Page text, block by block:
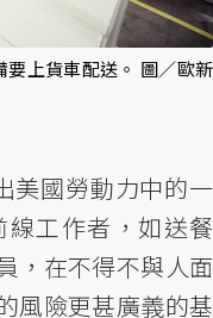
上貨車配送。 圖／歐新
美國勞動力中的一
工作者，如送餐
，在不得不與人面
風險更甚廣義的基